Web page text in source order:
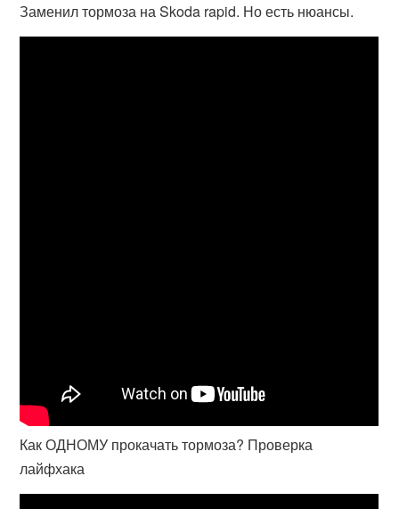
Заменил тормоза на Skoda rapid. Но есть нюансы.
Как ОДНОМУ прокачать тормоза? Проверка
лайфхака